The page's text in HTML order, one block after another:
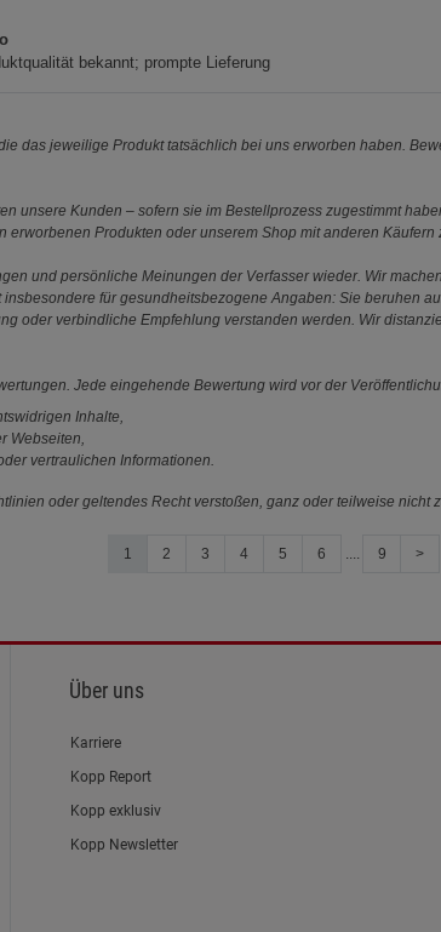
bekannt; prompte Lieferung
das jeweilige Produkt tatsächlich bei uns erworben haben.
unsere Kunden – sofern sie im Bestellprozess zugestimmt
erworbenen Produkten oder unserem Shop mit anderen Käufern
und persönliche Meinungen der Verfasser wieder. Wir
für gesundheitsbezogene Angaben: Sie beruhen
oder verbindliche Empfehlung verstanden werden. Wir
Jede eingehende Bewertung wird vor der
Inhalte,
Webseiten,
vertraulichen Informationen.
oder geltendes Recht verstoßen, ganz oder teilweise nicht
1 2 3 4 5 6 .... 9 >
Über uns
Karriere
Kopp Report
Kopp exklusiv
Kopp Newsletter